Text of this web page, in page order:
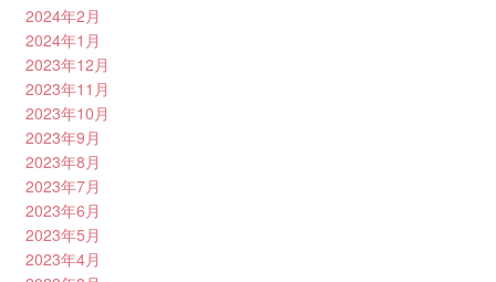
2024年2月
2024年1月
2023年12月
2023年11月
2023年10月
2023年9月
2023年8月
2023年7月
2023年6月
2023年5月
2023年4月